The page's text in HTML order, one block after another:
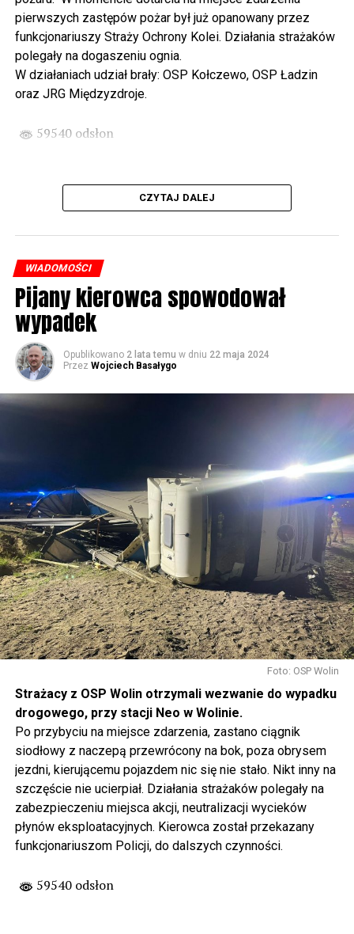
państwa Witkowskich.
Wyjątkowym wydarzeniem będzie koncert w wykonaniu
Kawuś Music Project, podczas którego wysłuchamy
polskich przebojów w jazzowej aranżacji (godz. 20.00
przed biblioteką). Podczas koncertu zaplanowaliśmy dla
Projektów Interreg VI A – Kultura i zrównoważona
turystyka.
(Niemcy), Biblioteka Publiczna Gminy Wolin, Parafia
Rzymskokatolicka w Wolinie
59541 odsłon
pierwszych zastępów pożar był już opanowany przez
funkcjonariuszy Straży Ochrony Kolei. Działania strażaków
polegały na dogaszeniu ognia.
W działaniach udział brały: OSP Kołczewo, OSP Ładzin
oraz JRG Międzyzdroje.
59540 odsłon
CZYTAJ DALEJ
WIADOMOŚCI
Pijany kierowca spowodował
wypadek
Opublikowano 2 lata temu w dniu 22 maja 2024
Przez Wojciech Basałygo
Foto: OSP Wolin
Strażacy z OSP Wolin otrzymali wezwanie do wypadku
drogowego, przy stacji Neo w Wolinie.
Po przybyciu na miejsce zdarzenia, zastano ciągnik
siodłowy z naczepą przewrócony na bok, poza obrysem
jezdni, kierującemu pojazdem nic się nie stało. Nikt inny na
szczęście nie ucierpiał. Działania strażaków polegały na
zabezpieczeniu miejsca akcji, neutralizacji wycieków
płynów eksploatacyjnych. Kierowca został przekazany
funkcjonariuszom Policji, do dalszych czynności.
59540 odsłon